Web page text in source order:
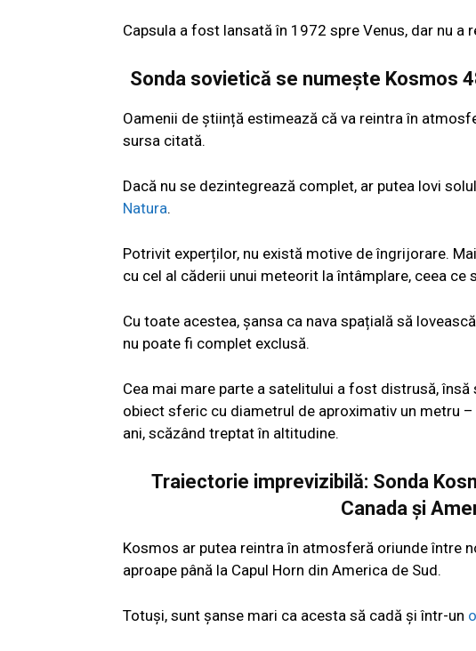
Capsula a fost lansată în 1972 spre Venus, dar nu a
Sonda sovietică se numește Kosmos
Oamenii de știință estimează că va reintra în
sursa citată.
Dacă nu se dezintegrează complet, ar putea lovi
Natura.
Potrivit experților, nu există motive de îngrijorare.
cu cel al căderii unui meteorit la întâmplare, ceea ce
Cu toate acestea, șansa ca nava spațială să
nu poate fi complet exclusă.
Cea mai mare parte a satelitului a fost distrusă,
obiect sferic cu diametrul de aproximativ un metru
ani, scăzând treptat în altitudine.
Traiectorie imprevizibilă: Sonda
Canada și
Kosmos ar putea reintra în atmosferă oriunde între
aproape până la Capul Horn din America de Sud.
Totuși, sunt șanse mari ca acesta să cadă și într-un